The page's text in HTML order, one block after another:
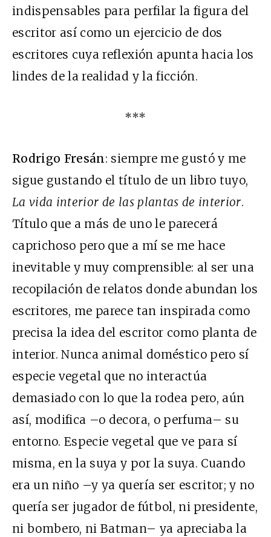
indispensables para perfilar la figura del
escritor así como un ejercicio de dos
escritores cuya reflexión apunta hacia los
lindes de la realidad y la ficción.
***
Rodrigo Fresán: siempre me gustó y me
sigue gustando el título de un libro tuyo,
La vida interior de las plantas de interior.
Título que a más de uno le parecerá
caprichoso pero que a mí se me hace
inevitable y muy comprensible: al ser una
recopilación de relatos donde abundan los
escritores, me parece tan inspirada como
precisa la idea del escritor como planta de
interior. Nunca animal doméstico pero sí
especie vegetal que no interactúa
demasiado con lo que la rodea pero, aún
así, modifica –o decora, o perfuma– su
entorno. Especie vegetal que ve para sí
misma, en la suya y por la suya. Cuando
era un niño –y ya quería ser escritor; y no
quería ser jugador de fútbol, ni presidente,
ni bombero, ni Batman– ya apreciaba la